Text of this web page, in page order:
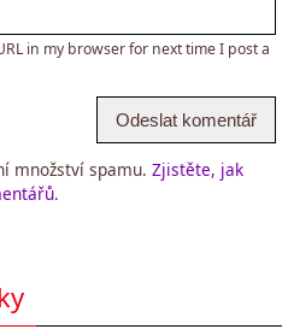
in my browser for next time I post a
množství spamu. Zjistěte, jak